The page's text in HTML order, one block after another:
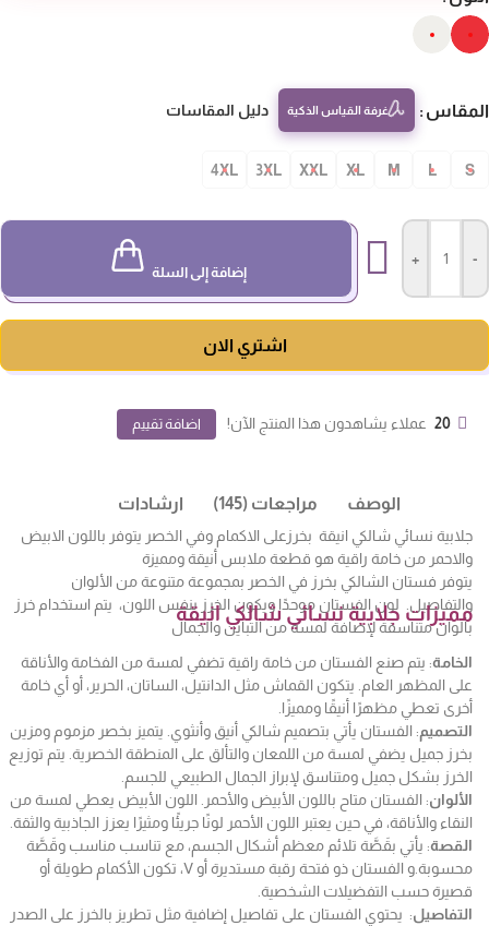
غرفة القياس الذكية دليل المقاسات
XL
XXL
3XL
4XL
إضافة إلى السلة
اشتري الان
20 عملاء يشاهدون هذا المنتج الآن! اضافة تقييم
الوصف مراجعات (145) ارشادات
جلابية نسائي شالكي انيقة بخرزعلى الاكمام وفي الخصر يتوفر باللون الابيض
والاحمر من خامة راقية هو قطعة ملابس أنيقة ومميزة
يتوفر فستان الشالكي بخرز في الخصر بمجموعة متنوعة من الألوان
والتفاصيل. لون الفستان موحدًا ويكون الخرز بنفس اللون، يتم استخدام خرز
بألوان متناسقة لإضافة لمسة من التباين والجمال
مميزات جلابية نسائي شالكي انيقة
الخامة: يتم صنع الفستان من خامة راقية تضفي لمسة من الفخامة والأناقة
على المظهر العام. يتكون القماش مثل الدانتيل، الساتان، الحرير، أو أي خامة
أخرى تعطي مظهرًا أنيقًا ومميزًا.
التصميم: الفستان يأتي بتصميم شالكي أنيق وأنثوي. يتميز بخصر مزموم ومزين
بخرز جميل يضفي لمسة من اللمعان والتألق على المنطقة الخصرية. يتم توزيع
الخرز بشكل جميل ومتناسق لإبراز الجمال الطبيعي للجسم.
الألوان: الفستان متاح باللون الأبيض والأحمر. اللون الأبيض يعطي لمسة من
النقاء والأناقة، في حين يعتبر اللون الأحمر لونًا جريئًا ومثيرًا يعزز الجاذبية والثقة.
القصة: يأتي بقَصَّة تلائم معظم أشكال الجسم، مع تناسب مناسب وقَصَّة
محسوبة.و الفستان ذو فتحة رقبة مستديرة أو V، تكون الأكمام طويلة أو
قصيرة حسب التفضيلات الشخصية.
التفاصيل: يحتوي الفستان على تفاصيل إضافية مثل تطريز بالخرز على الصدر